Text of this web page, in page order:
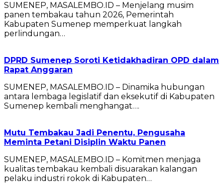
SUMENEP, MASALEMBO.ID – Menjelang musim
panen tembakau tahun 2026, Pemerintah
Kabupaten Sumenep memperkuat langkah
perlindungan…
DPRD Sumenep Soroti Ketidakhadiran OPD dalam
Rapat Anggaran
SUMENEP, MASALEMBO.ID – Dinamika hubungan
antara lembaga legislatif dan eksekutif di Kabupaten
Sumenep kembali menghangat….
Mutu Tembakau Jadi Penentu, Pengusaha
Meminta Petani Disiplin Waktu Panen
SUMENEP, MASALEMBO.ID – Komitmen menjaga
kualitas tembakau kembali disuarakan kalangan
pelaku industri rokok di Kabupaten…